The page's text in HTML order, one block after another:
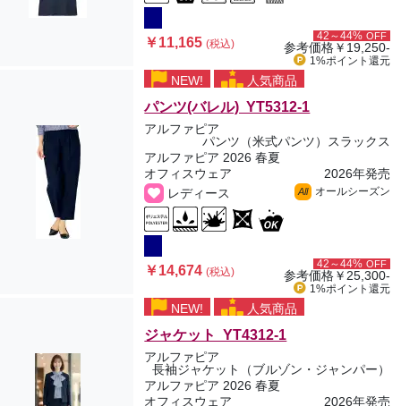
￥11,165(税込)
42～44% OFF
参考価格￥19,250-
1%ポイント 還元
NEW! 人気商品
パンツ(バレル) YT5312-1
アルファピア
パンツ（米式パンツ）スラックス
アルファピア 2026 春夏
オフィスウェア
2026年発売
レディース
All オールシーズン
￥14,674(税込)
42～44% OFF
参考価格￥25,300-
1%ポイント 還元
NEW! 人気商品
ジャケット YT4312-1
アルファピア
長袖ジャケット（ブルゾン・ジャンパー）
アルファピア 2026 春夏
オフィスウェア
2026年発売